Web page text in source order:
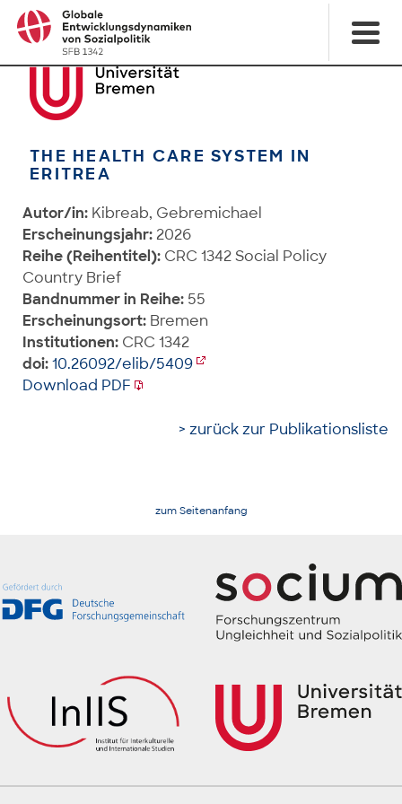
THE HEALTH CARE SYSTEM IN
ERITREA
Autor/in: Kibreab, Gebremichael
Erscheinungsjahr: 2026
Reihe (Reihentitel): CRC 1342 Social Policy
Country Brief
Bandnummer in Reihe: 55
Erscheinungsort: Bremen
Institutionen: CRC 1342
doi:10.26092/elib/5409
Download PDF
> zurück zur Publikationsliste
zum Seitenanfang